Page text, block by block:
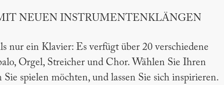
NEUEN INSTRUMENTENKLÄNGEN
nur ein Klavier: Es verfügt über 20 verschiedene
Orgel, Streicher und Chor. Wählen Sie Ihren
spielen möchten, und lassen Sie sich inspirieren.